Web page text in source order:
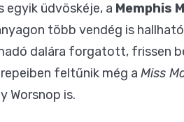
egyik üdvöskéje, a Memphis
több vendég is
dalára forgatott, frissen
feltűnik még a Miss
Worsnop is.